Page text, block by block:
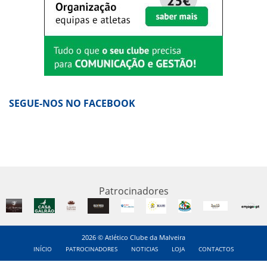
SEGUE-NOS NO FACEBOOK
Patrocinadores
2026 © Atlético Clube da Malveira
INÍCIO PATROCINADORES NOTICIAS LOJA CONTACTOS